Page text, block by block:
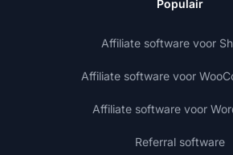
Populair
Affiliate software voor
Affiliate software voor
Affiliate software voor
Referral software